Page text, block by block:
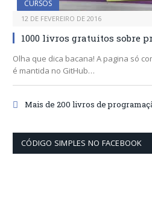
CURSOS
12 DE FEVEREIRO DE 2016
1000 livros gratuitos sobre
Olha que dica bacana! A pagina só
é mantida no GitHub…
Mais de 200 livros de
CÓDIGO SIMPLES NO FACEBOOK